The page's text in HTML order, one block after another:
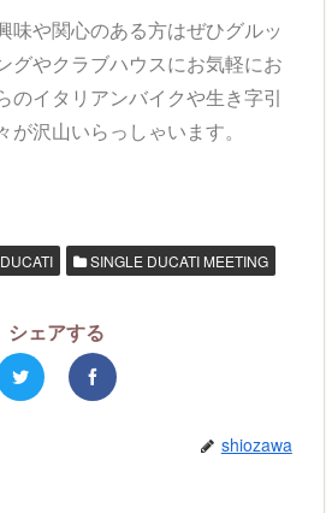
味や関心のある方はぜひグルッ
グやクラブハウスにお気軽にお
のイタリアンバイクや生き字引
が沢山いらっしゃいます。
SINGLE DUCATI MEETING
シェアする
shiozawa